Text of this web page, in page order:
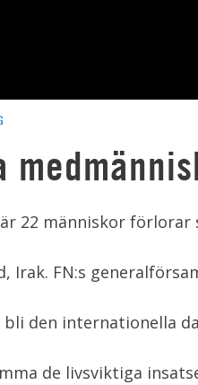
22 människor
Irak. FN:s
den internationella
de livsviktiga